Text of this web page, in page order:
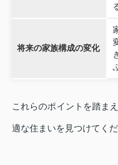
将来の家族構成の変化
これらのポイントを踏ま
適な住まいを見つけてくだ